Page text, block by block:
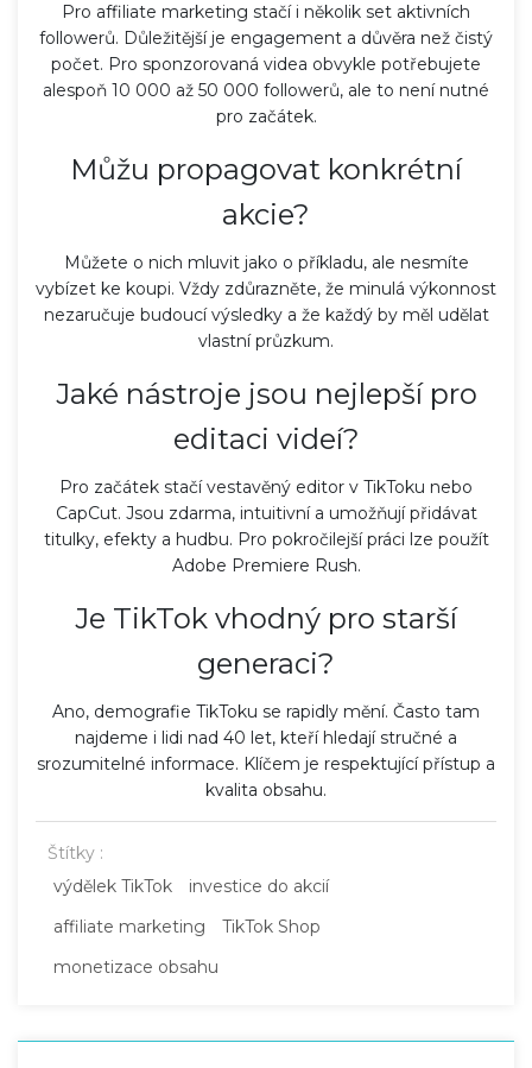
Pro affiliate marketing stačí i několik set aktivních
followerů. Důležitější je engagement a důvěra než čistý
počet. Pro sponzorovaná videa obvykle potřebujete
alespoň 10 000 až 50 000 followerů, ale to není nutné
pro začátek.
Můžu propagovat konkrétní
akcie?
Můžete o nich mluvit jako o příkladu, ale nesmíte
vybízet ke koupi. Vždy zdůrazněte, že minulá výkonnost
nezaručuje budoucí výsledky a že každý by měl udělat
vlastní průzkum.
Jaké nástroje jsou nejlepší pro
editaci videí?
Pro začátek stačí vestavěný editor v TikToku nebo
CapCut. Jsou zdarma, intuitivní a umožňují přidávat
titulky, efekty a hudbu. Pro pokročilejší práci lze použít
Adobe Premiere Rush.
Je TikTok vhodný pro starší
generaci?
Ano, demografie TikToku se rapidly mění. Často tam
najdeme i lidi nad 40 let, kteří hledají stručné a
srozumitelné informace. Klíčem je respektující přístup a
kvalita obsahu.
Štítky :
výdělek TikTok
investice do akcií
affiliate marketing
TikTok Shop
monetizace obsahu